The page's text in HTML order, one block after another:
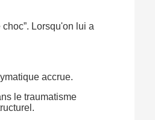
Lorsqu'on lui a
accrue.
le traumatisme